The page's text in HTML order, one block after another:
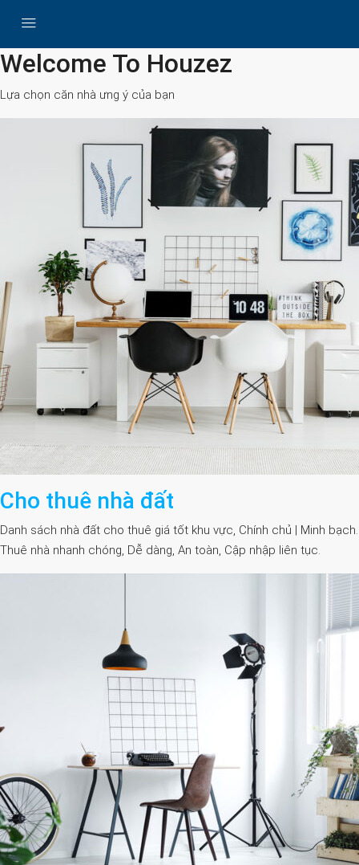
Search
Welcome To Houzez
Lựa chọn căn nhà ưng ý của bạn
Cho thuê nhà đất
Danh sách nhà đất cho thuê giá tốt khu vực, Chính chủ | Minh bạch.
Thuê nhà nhanh chóng, Dễ dàng, An toàn, Cập nhập liên tục.